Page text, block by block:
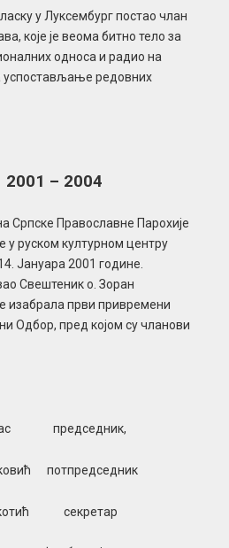
у Луксембург постао члан
које је веома битно тело за
односа и радио на
редовних
– 2004
Српске Православне Парохије
у руском културном центру
Јануара 2001 године.
Свештеник о. Зоран
изабрала први привремени
Одбор, пред којом су чланови
председник,
потпредседник
секретар